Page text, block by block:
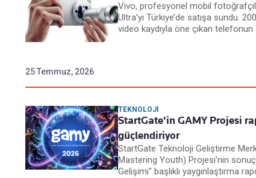
Vivo, profesyonel mobil
Ultra’yı Türkiye’de satışa sundu.
video kaydıyla öne çıkan
25 Temmuz, 2026
TEKNOLOJI
StartGate'in GAMY Projesi
güçlendiriyor
StartGate Teknoloji Geliştirme
Mastering Youth) Projesi'nin
Gelişimi" başlıklı yaygınlaştırma